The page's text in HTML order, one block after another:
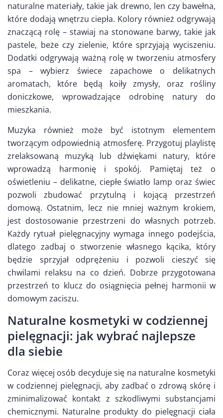
naturalne materiały, takie jak drewno, len czy bawełna,
które dodają wnętrzu ciepła. Kolory również odgrywają
znaczącą rolę – stawiaj na stonowane barwy, takie jak
pastele, beże czy zielenie, które sprzyjają wyciszeniu.
Dodatki odgrywają ważną rolę w tworzeniu atmosfery
spa – wybierz świece zapachowe o delikatnych
aromatach, które będą koiły zmysły, oraz rośliny
doniczkowe, wprowadzające odrobinę natury do
mieszkania.
Muzyka również może być istotnym elementem
tworzącym odpowiednią atmosferę. Przygotuj playlistę
zrelaksowaną muzyką lub dźwiękami natury, które
wprowadzą harmonię i spokój. Pamiętaj też o
oświetleniu – delikatne, ciepłe światło lamp oraz świec
pozwoli zbudować przytulną i kojącą przestrzeń
domową. Ostatnim, lecz nie mniej ważnym krokiem,
jest dostosowanie przestrzeni do własnych potrzeb.
Każdy rytuał pielęgnacyjny wymaga innego podejścia,
dlatego zadbaj o stworzenie własnego kącika, który
będzie sprzyjał odprężeniu i pozwoli cieszyć się
chwilami relaksu na co dzień. Dobrze przygotowana
przestrzeń to klucz do osiągnięcia pełnej harmonii w
domowym zaciszu.
Naturalne kosmetyki w codziennej
pielęgnacji: jak wybrać najlepsze
dla siebie
Coraz więcej osób decyduje się na naturalne kosmetyki
w codziennej pielęgnacji, aby zadbać o zdrową skórę i
zminimalizować kontakt z szkodliwymi substancjami
chemicznymi. Naturalne produkty do pielęgnacji ciała